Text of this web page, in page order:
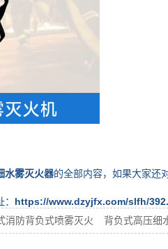
水雾灭火器的全部内容，如果大家还
https://www.dzyjfx.com/slfh/
消防背负式喷雾灭火 背负式高压细